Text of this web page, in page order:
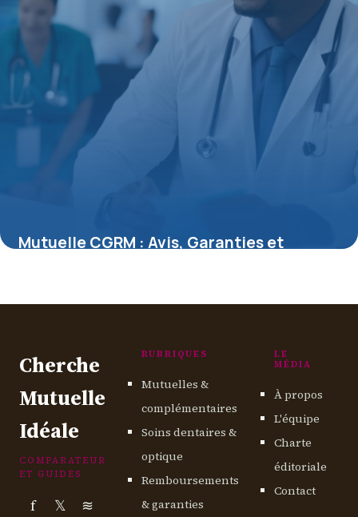
Mutuelle CGRM : Avis, Garanties et
Cherche
Mutuelle
Idéale
COMPARATEUR
ET GUIDES
f 𝕏 ≋
RUBRIQUES
Mutuelles &
complémentaires
Soins dentaires &
optique
Remboursements
& garanties
LE
MÉDIA
À propos
L'équipe
Charte
éditoriale
Contact